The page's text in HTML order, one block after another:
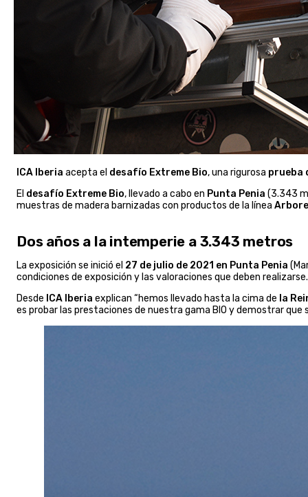
ICA Iberia acepta el desafío Extreme Bio, una rigurosa prueba
El desafío Extreme Bio, llevado a cabo en Punta Penia (3.343
muestras de madera barnizadas con productos de la línea
Dos años a la intemperie a 3.343 metros
La exposición se inició el 27 de julio de 2021 en Punta Penia
condiciones de exposición y las valoraciones que deben realizarse.
Desde ICA Iberia explican “hemos llevado hasta la cima de la
es probar las prestaciones de nuestra gama BIO y demostrar